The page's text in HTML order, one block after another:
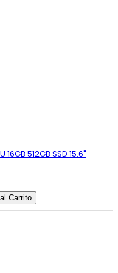
16GB 512GB SSD 15.6"
Carrito